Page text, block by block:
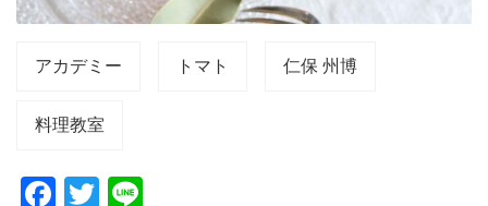
アカデミー トマト 仁保 州博
料理教室
F
T